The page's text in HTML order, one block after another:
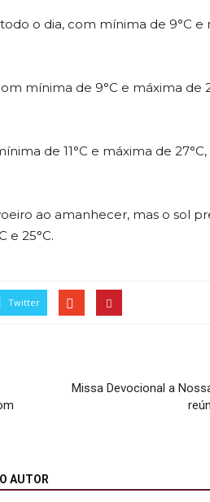
o dia, com mínima de 9°C e
mínima de 9°C e máxima de
de 11°C e máxima de
ao amanhecer, mas o sol
e 25°C.
Twitter
Missa Devocional a
AUTOR